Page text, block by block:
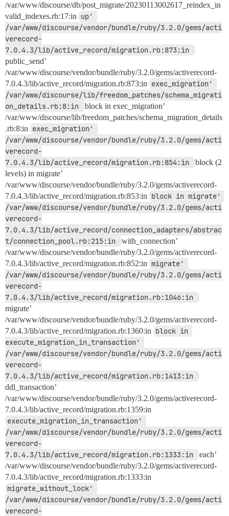
/var/www/discourse/db/post_migrate/20230113002617_reindex_in
valid_indexes.rb:17:in up'
/var/www/discourse/vendor/bundle/ruby/3.2.0/gems/acti
verecord-
public_send’
/var/www/discourse/vendor/bundle/ruby/3.2.0/gems/activerecord-
7.0.4.3/lib/active_record/migration.rb:873:in exec_migration'
/var/www/discourse/lib/freedom_patches/schema_migrati
on_details.rb:8:in
block in exec_migration’
/var/www/discourse/lib/freedom_patches/schema_migration_details
.rb:8:in exec_migration'
/var/www/discourse/vendor/bundle/ruby/3.2.0/gems/acti
verecord-
7.0.4.3/lib/active_record/migration.rb:854:in
block (2
levels) in migrate’
/var/www/discourse/vendor/bundle/ruby/3.2.0/gems/activerecord-
7.0.4.3/lib/active_record/migration.rb:853:in block in migrate'
/var/www/discourse/vendor/bundle/ruby/3.2.0/gems/acti
verecord-
7.0.4.3/lib/active_record/connection_adapters/abstrac
t/connection_pool.rb:215:in
with_connection’
/var/www/discourse/vendor/bundle/ruby/3.2.0/gems/activerecord-
7.0.4.3/lib/active_record/migration.rb:852:in migrate'
/var/www/discourse/vendor/bundle/ruby/3.2.0/gems/acti
verecord-
migrate’
/var/www/discourse/vendor/bundle/ruby/3.2.0/gems/activerecord-
7.0.4.3/lib/active_record/migration.rb:1360:in block in
execute_migration_in_transaction'
/var/www/discourse/vendor/bundle/ruby/3.2.0/gems/acti
verecord-
ddl_transaction’
/var/www/discourse/vendor/bundle/ruby/3.2.0/gems/activerecord-
7.0.4.3/lib/active_record/migration.rb:1359:in
execute_migration_in_transaction'
/var/www/discourse/vendor/bundle/ruby/3.2.0/gems/acti
verecord-
7.0.4.3/lib/active_record/migration.rb:1333:in
each’
/var/www/discourse/vendor/bundle/ruby/3.2.0/gems/activerecord-
7.0.4.3/lib/active_record/migration.rb:1333:in
migrate_without_lock'
/var/www/discourse/vendor/bundle/ruby/3.2.0/gems/acti
verecord-